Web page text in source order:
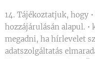
14. Tájékoztatjuk, hogy •
hozzájárulásán alapul. •
megadni, ha hírlevelet
adatszolgáltatás